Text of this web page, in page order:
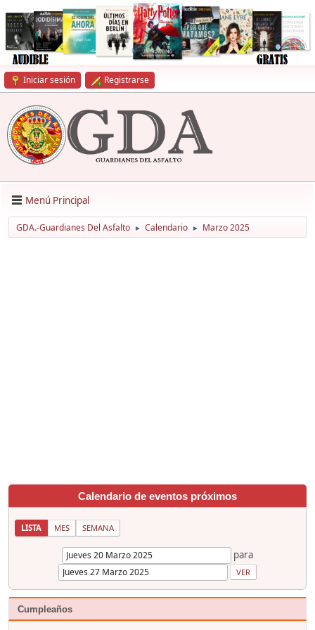
Iniciar sesión Registrarse
Menú Principal
GDA.-Guardianes Del Asfalto ► Calendario ► Marzo 2025
Calendario de eventos próximos
LISTA MES SEMANA
para
Cumpleaños